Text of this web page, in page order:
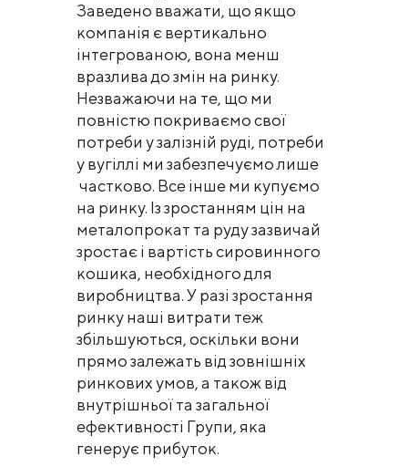
Заведено вважати, що якщо
компанія є вертикально
інтегрованою, вона менш
вразлива до змін на ринку.
Незважаючи на те, що ми
повністю покриваємо свої
потреби у залізній руді, потреби
у вугіллі ми забезпечуємо лише
частково. Все інше ми купуємо
на ринку. Із зростанням цін на
металопрокат та руду зазвичай
зростає і вартість сировинного
кошика, необхідного для
виробництва. У разі зростання
ринку наші витрати теж
збільшуються, оскільки вони
прямо залежать від зовнішніх
ринкових умов, а також від
внутрішньої та загальної
ефективності Групи, яка
генерує прибуток.